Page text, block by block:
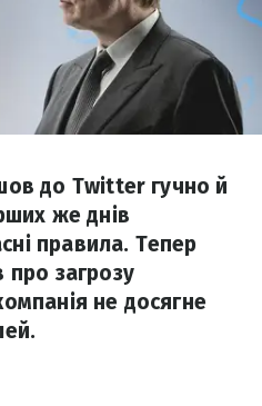
до Twitter гучно й
же днів
правила. Тепер
про загрозу
не досягне